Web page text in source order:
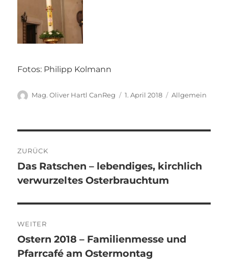
Fotos: Philipp Kolmann
Autor
Mag. Oliver Hartl CanReg
Veröffentlicht
1. April 2018 Kategorien
Allgemein
ZURÜCK
Vorheriger
Beitrag:
Das Ratschen – lebendiges, kirchlich
verwurzeltes Osterbrauchtum
WEITER
Nächster
Beitrag:
Ostern 2018 – Familienmesse und
Pfarrcafé am Ostermontag